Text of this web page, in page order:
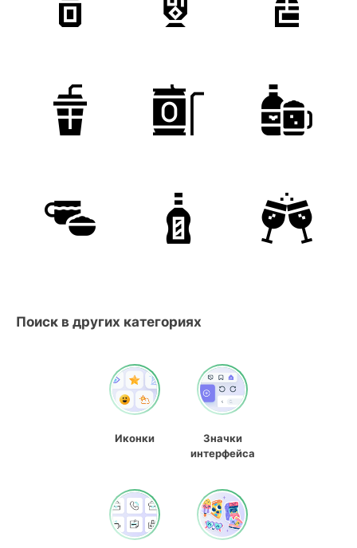
Поиск в других категориях
Иконки
Значки
интерфейса